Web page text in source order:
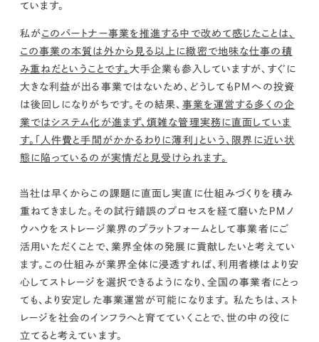
ています。
私がこのパートナー事業を推進する中で改めて感じたことは、
この事業の本質は外から見る以上に緻密で地味な仕事の積
み重ねだということです。大手企業も参入していますが、すぐに
大きな利益が出る事業ではないため、どうしてもＰＭへの投資
は後回しになりがちです。その結果、 事業を運営する多くの企
業ではシステム化が進まず、煩雑な管理実務に直面していま
す。「人件費と手間がかかるわりに薄利」という、限界に近い状
態に陥っているのが実情だと見受けられます。
当社は早くからこの課題に直面し実直に仕組みづくりを積み
重ねてきました。その試行錯誤のプロセスを経て磨いたＰＭノ
ウハウをストレージ業界のプラットフォームとして事業者にご
活用いただくことで、業界全体の発展に貢献したいと考えてい
ます。この仕組みが業界全体に浸透すれば、利用者様はより安
心してストレージを選択できるようになり、全国の事業者にとっ
ても、より安定した事業運営が可能になります。 私たちは、スト
レージを社会のインフラへと育てていくことで、世の中の役に
立てると考えています。